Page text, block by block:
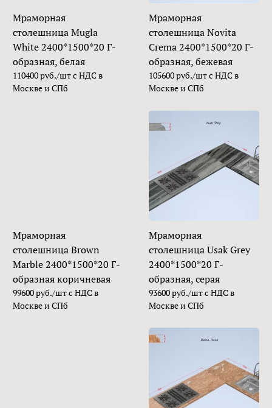
Мраморная
столешница Mugla
White 2400*1500*20 Г-
образная, белая
110400 руб./шт с НДС в
Москве и СПб
Мраморная
столешница Novita
Crema 2400*1500*20 Г-
образная, бежевая
105600 руб./шт с НДС в
Москве и СПб
Мраморная
столешница Brown
Marble 2400*1500*20 Г-
образная коричневая
99600 руб./шт с НДС в
Москве и СПб
Мраморная
столешница Usak Grey
2400*1500*20 Г-
образная, серая
93600 руб./шт с НДС в
Москве и СПб